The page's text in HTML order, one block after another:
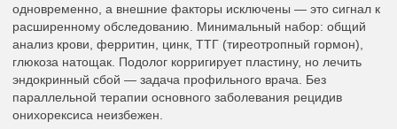
одновременно, а внешние факторы исключены — это сигнал к
расширенному обследованию. Минимальный набор: общий
анализ крови, ферритин, цинк, ТТГ (тиреотропный гормон),
глюкоза натощак. Подолог корригирует пластину, но лечить
эндокринный сбой — задача профильного врача. Без
параллельной терапии основного заболевания рецидив
онихорексиса неизбежен.